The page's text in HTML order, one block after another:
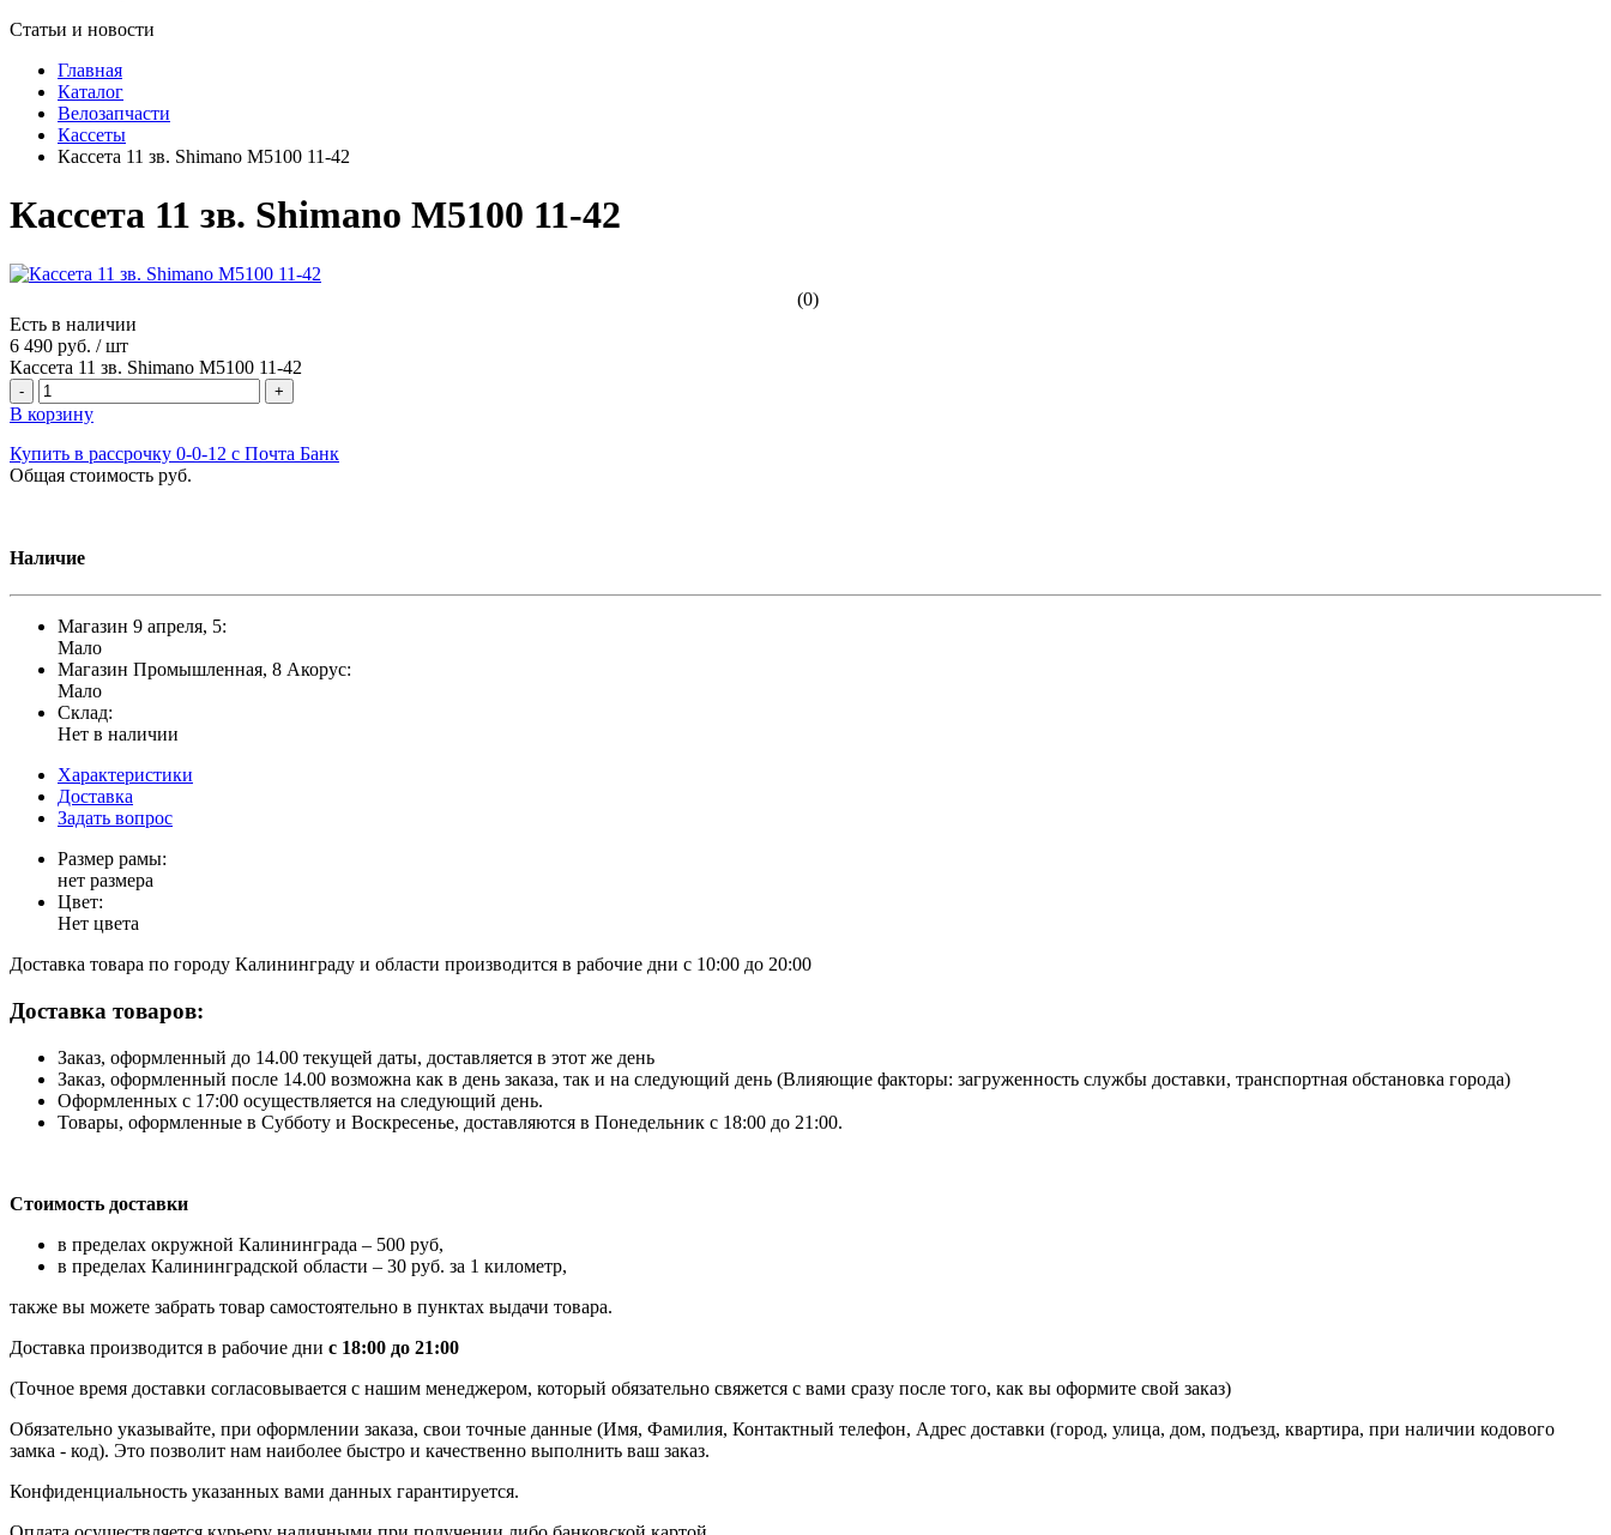
Статьи и новости
Главная
Каталог
Велозапчасти
Кассеты
Кассета 11 зв. Shimano M5100 11-42
Кассета 11 зв. Shimano M5100 11-42
(0)
Есть в наличии
6 490 руб. / шт
Кассета 11 зв. Shimano M5100 11-42
- +
В корзину
Купить в рассрочку 0-0-12 с Почта Банк
Общая стоимость руб.
Наличие
Магазин 9 апреля, 5:
Мало
Магазин Промышленная, 8 Акорус:
Мало
Склад:
Нет в наличии
Характеристики
Доставка
Задать вопрос
Размер рамы:
нет размера
Цвет:
Нет цвета
Доставка товара по городу Калининграду и области производится в рабочие дни с 10:00 до 20:00
Доставка товаров:
Заказ, оформленный до 14.00 текущей даты, доставляется в этот же день
Заказ, оформленный после 14.00 возможна как в день заказа, так и на следующий день (Влияющие факторы: загруженность службы доставки, транспортная обстановка города)
Оформленных с 17:00 осуществляется на следующий день.
Товары, оформленные в Субботу и Воскресенье, доставляются в Понедельник с 18:00 до 21:00.
Стоимость доставки
в пределах окружной Калининграда – 500 руб,
в пределах Калининградской области – 30 руб. за 1 километр,
также вы можете забрать товар самостоятельно в пунктах выдачи товара.
Доставка производится в рабочие дни с 18:00 до 21:00
(Точное время доставки согласовывается с нашим менеджером, который обязательно свяжется с вами сразу после того, как вы оформите свой заказ)
Обязательно указывайте, при оформлении заказа, свои точные данные (Имя, Фамилия, Контактный телефон, Адрес доставки (город, улица, дом, подъезд, квартира, при наличии кодового
замка - код). Это позволит нам наиболее быстро и качественно выполнить ваш заказ.
Конфиденциальность указанных вами данных гарантируется.